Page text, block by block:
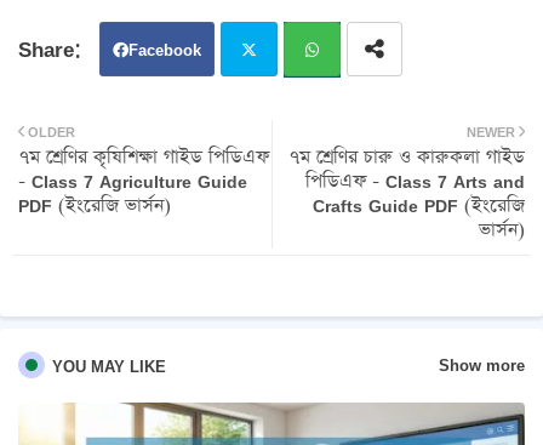
Facebook
ter atsa
pp
NEWER
৭ম শ্রেণির চারু ও কারুকলা গাইড
পিডিএফ - Class 7 Arts and
Crafts Guide PDF (ইংরেজি
ভার্সন)
OLDER
৭ম শ্রেণির কৃষিশিক্ষা গাইড পিডিএফ
- Class 7 Agriculture Guide
PDF (ইংরেজি ভার্সন)
YOU MAY LIKE Show more